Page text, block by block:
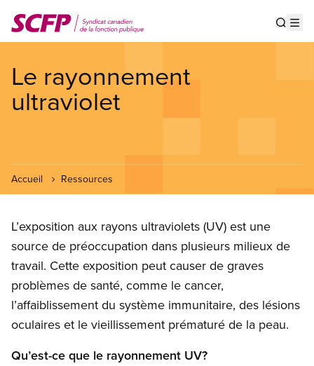
au
contenu
Le rayonnement
ultraviolet
Accueil Ressources
L’exposition aux rayons ultraviolets (UV) est une
source de préoccupation dans plusieurs milieux de
travail. Cette exposition peut causer de graves
problèmes de santé, comme le cancer,
l’affaiblissement du système immunitaire, des lésions
oculaires et le vieillissement prématuré de la peau.
Qu’est-ce que le rayonnement UV?